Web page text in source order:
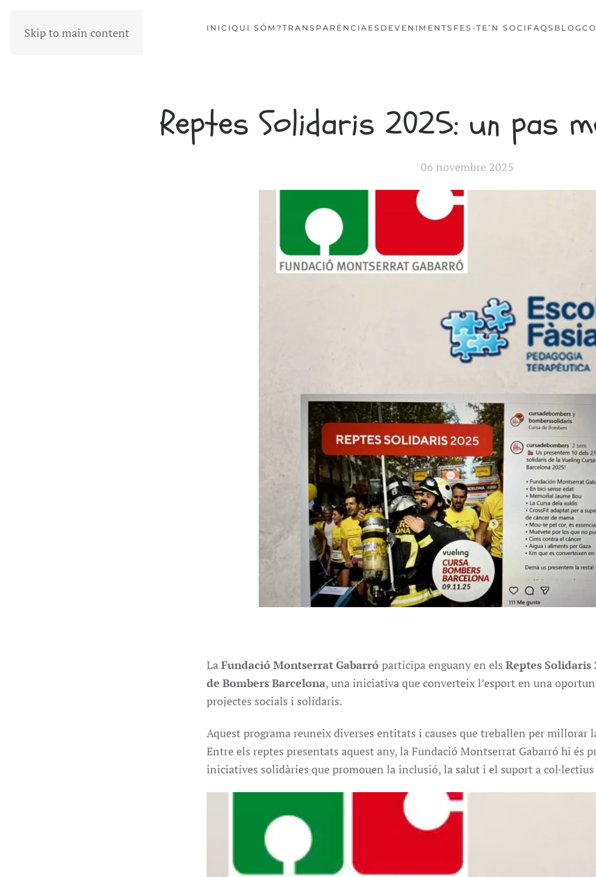
Skip to main content INICIQUI SÓM?TRANSPARÈNCIA ESDEVENIMENTS FES-TE’N SOCI FAQS BLOG
Reptes Solidaris 2025: un pas
06 novembre 2025
LaFundació Montserrat Gabarró participa enguany en els Reptes Solidaris
de Bombers Barcelona, una iniciativa que converteix l’esport en una
projectes socials i solidaris.
Aquest programa reuneix diverses entitats i causes que treballen per millorar
Entre els reptes presentats aquest any, la Fundació Montserrat Gabarró hi és
iniciatives solidàries que promouen la inclusió, la salut i el suport a